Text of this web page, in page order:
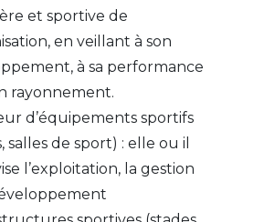
et sportive de
en veillant à son
à sa performance
rayonnement.
d’équipements sportifs
salles de sport) : elle ou il
l’exploitation, la gestion